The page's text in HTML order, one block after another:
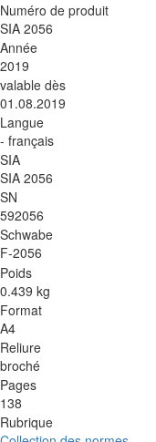
Numéro de produit
SIA 2056
Année
2019
valable dès
01.08.2019
Langue
- français
SIA
SIA 2056
SN
592056
Schwabe
F-2056
Poids
0.439 kg
Format
A4
Reliure
broché
Pages
138
Rubrique